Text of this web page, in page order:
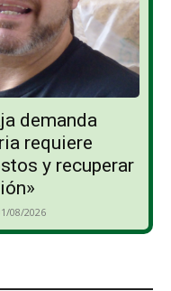
demanda
requiere
y recuperar
08/2026